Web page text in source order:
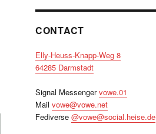
CONTACT
Elly-Heuss-Knapp-Weg 8
64285 Darmstadt
Signal Messengervowe.01
Mail vowe@vowe.net
Fediverse @vowe@social.heise.de